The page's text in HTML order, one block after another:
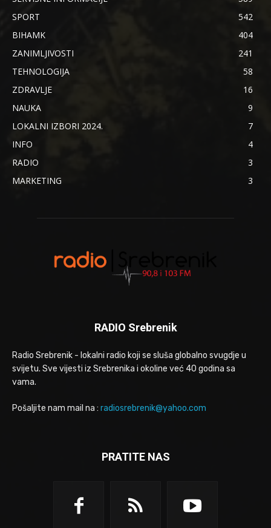
SPORT
542
BIHAMK
404
ZANIMLJIVOSTI
241
TEHNOLOGIJA
58
ZDRAVLJE
16
NAUKA
9
LOKALNI IZBORI 2024.
7
INFO
4
RADIO
3
MARKETING
3
RADIO Srebrenik
Radio Srebrenik - lokalni radio koji se sluša globalno svugdje u
svijetu. Sve vijesti iz Srebrenika i okoline već 40 godina sa
vama.
Pošaljite nam mail na : radiosrebrenik@yahoo.com
PRATITE NAS